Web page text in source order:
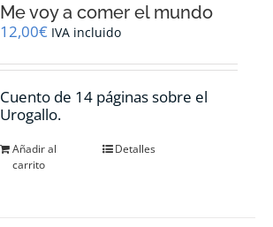
Me voy a comer el mundo
12,00€ IVA incluido
Cuento de 14 páginas sobre el
Urogallo.
Añadir al
carrito
Detalles